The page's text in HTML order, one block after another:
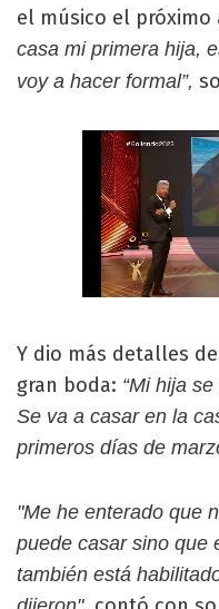
el músico el próximo
casa mi primera hija,
voy a hacer formal”,
Y dio más detalles
gran boda: “Mi hija
Se va a casar en la
primeros días de
"Me he enterado que
puede casar sino que
también está